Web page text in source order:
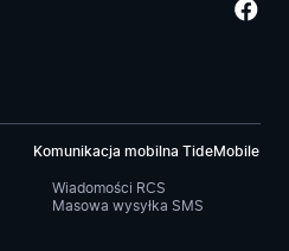
Komunikacja mobilna TideMobile
Wiadomości RCS
Masowa wysyłka SMS